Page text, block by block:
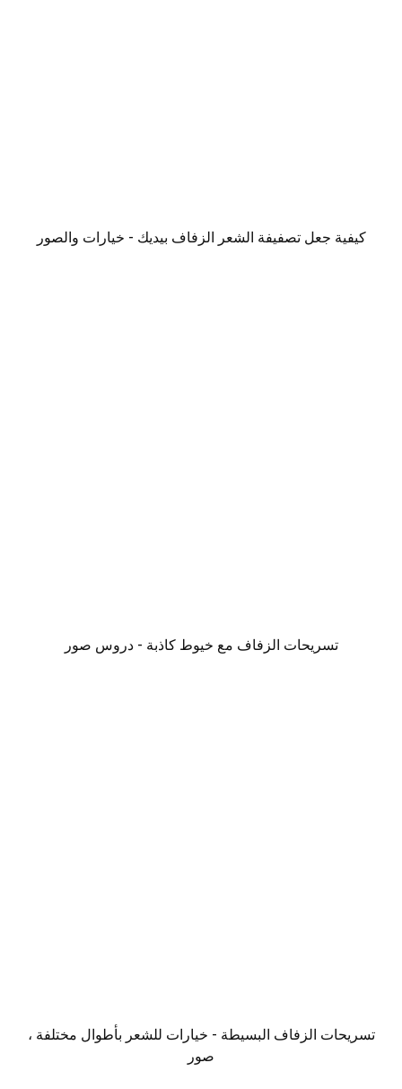
كيفية جعل تصفيفة الشعر الزفاف بيديك - خيارات والصور
تسريحات الزفاف مع خيوط كاذبة - دروس صور
تسريحات الزفاف البسيطة - خيارات للشعر بأطوال مختلفة ،
صور